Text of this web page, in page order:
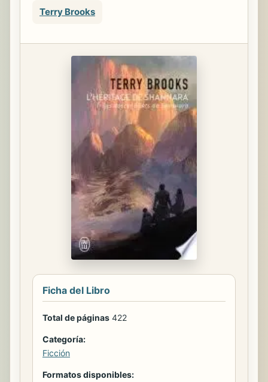
Terry Brooks
Ficha del Libro
Total de páginas 422
Categoría:
Ficción
Formatos disponibles: